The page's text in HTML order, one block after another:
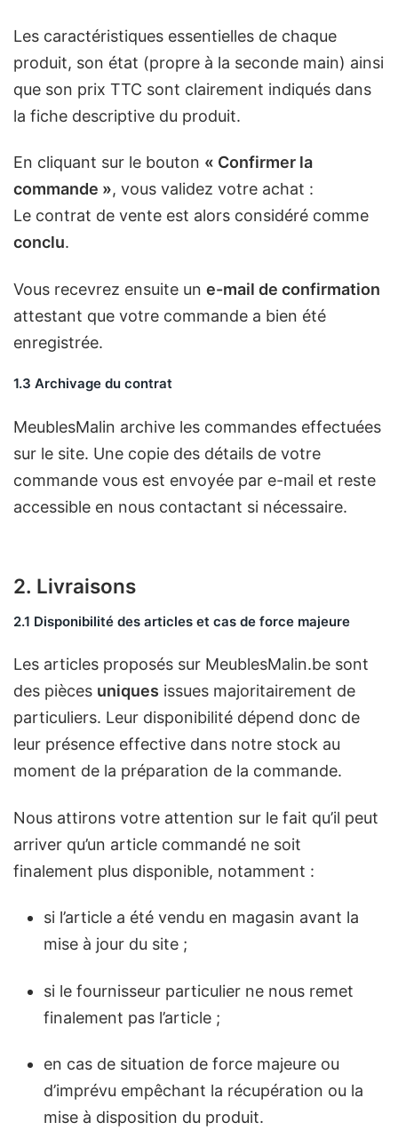
Les caractéristiques essentielles de chaque
produit, son état (propre à la seconde main) ainsi
que son prix TTC sont clairement indiqués dans
la fiche descriptive du produit.
En cliquant sur le bouton « Confirmer la
commande », vous validez votre achat :
Le contrat de vente est alors considéré comme
conclu.
Vous recevrez ensuite un e-mail de confirmation
attestant que votre commande a bien été
enregistrée.
1.3 Archivage du contrat
MeublesMalin archive les commandes effectuées
sur le site. Une copie des détails de votre
commande vous est envoyée par e-mail et reste
accessible en nous contactant si nécessaire.
2. Livraisons
2.1 Disponibilité des articles et cas de force majeure
Les articles proposés sur MeublesMalin.be sont
des pièces uniques issues majoritairement de
particuliers. Leur disponibilité dépend donc de
leur présence effective dans notre stock au
moment de la préparation de la commande.
Nous attirons votre attention sur le fait qu’il peut
arriver qu’un article commandé ne soit
finalement plus disponible, notamment :
si l’article a été vendu en magasin avant la
mise à jour du site ;
si le fournisseur particulier ne nous remet
finalement pas l’article ;
en cas de situation de force majeure ou
d’imprévu empêchant la récupération ou la
mise à disposition du produit.